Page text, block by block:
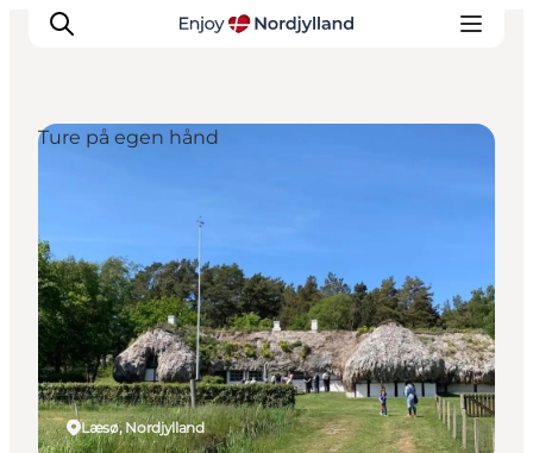
Planlæg din tur
Byer og steder
Guides
Det sker
For børn
Læsø, Nordjylland
Ture på egen hånd